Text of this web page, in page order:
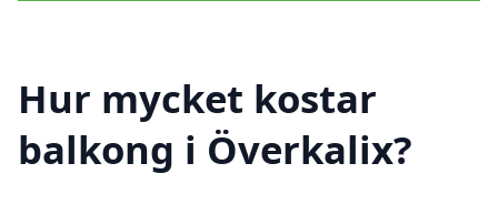
Hur mycket kostar
balkong i Överkalix?